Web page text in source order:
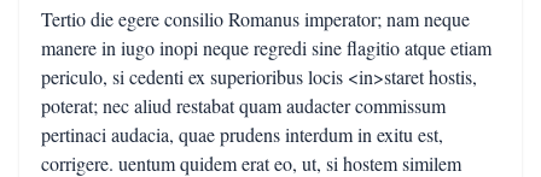
Tertio die egere consilio Romanus imperator; nam neque
manere in iugo inopi neque regredi sine flagitio atque etiam
periculo, si cedenti ex superioribus locis <in>staret hostis,
poterat; nec aliud restabat quam audacter commissum
pertinaci audacia, quae prudens interdum in exitu est,
corrigere. uentum quidem erat eo, ut, si hostem similem